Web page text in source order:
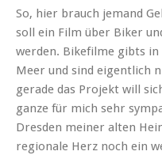
So, hier brauch jemand
soll ein Film über Biker
werden. Bikefilme gibts in
Meer und sind eigentlich
gerade das Projekt will
ganze für mich sehr
Dresden meiner alten
regionale Herz noch ein